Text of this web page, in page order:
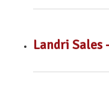
Landri Sales